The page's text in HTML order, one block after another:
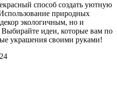
способ создать уютную
природных
экологичным, но и
Выбирайте идеи, которые вам по
украшения своими руками!